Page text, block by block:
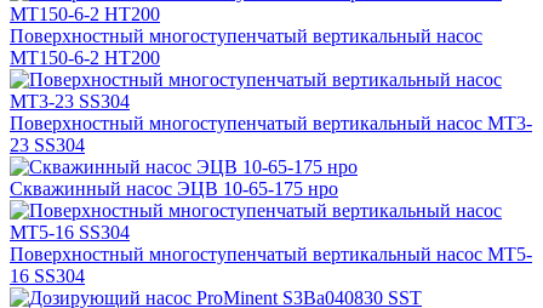
Поверхностный многоступенчатый вертикальный насос
MT150-6-2 HT200
Поверхностный многоступенчатый вертикальный насос MT3-
23 SS304
Скважинный насос ЭЦВ 10-65-175 нро
Поверхностный многоступенчатый вертикальный насос MT5-
16 SS304